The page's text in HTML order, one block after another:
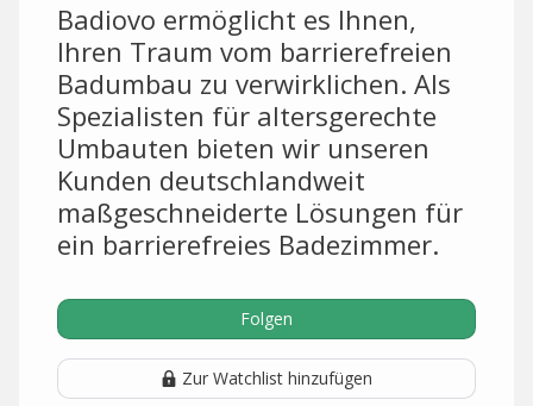
Badiovo ermöglicht es Ihnen,
Ihren Traum vom barrierefreien
Badumbau zu verwirklichen. Als
Spezialisten für altersgerechte
Umbauten bieten wir unseren
Kunden deutschlandweit
maßgeschneiderte Lösungen für
ein barrierefreies Badezimmer.
Folgen
Zur Watchlist hinzufügen